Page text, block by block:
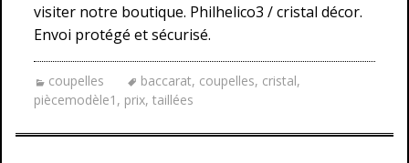
visiter notre boutique. Philhelico3 / cristal décor.
Envoi protégé et sécurisé.
coupelles baccarat, coupelles, cristal,
piècemodèle1 , prix, taillées